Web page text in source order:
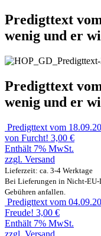
Predigttext
wenig und er
Predigttext
wenig und er
Predigttext vom
von Furcht! 3,00 €
Enthält 7% MwSt.
zzgl. Versand
Lieferzeit: ca. 3-4 Werktage
Bei Lieferungen in Nicht-EU-
Gebühren anfallen.
Predigttext vom
Freude! 3,00 €
Enthält 7% MwSt.
zzgl. Versand